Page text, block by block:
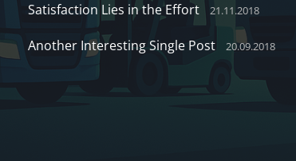
Satisfaction Lies in the Effort 21.11.2018
Another Interesting Single Post 20.09.2018